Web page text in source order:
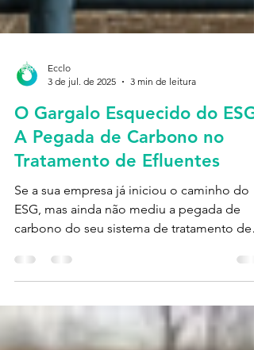
Ecclo
3 de jul. de 2025
3 min de leitura
O Gargalo Esquecido do ESG:
A Pegada de Carbono no
Tratamento de Efluentes
ESG, mas ainda não mediu a pegada de
carbono do seu sistema de tratamento de
efluentes, este...